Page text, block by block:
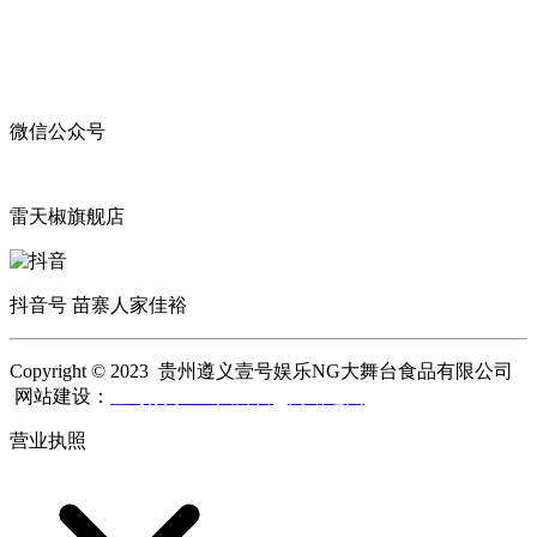
微信公众号
雷天椒旗舰店
抖音号 苗寨人家佳裕
Copyright © 2023 贵州遵义壹号娱乐NG大舞台食品有限公司
网站建设：
营业执照